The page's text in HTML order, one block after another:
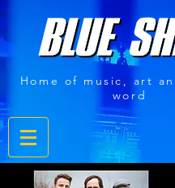
Home of music, art
word